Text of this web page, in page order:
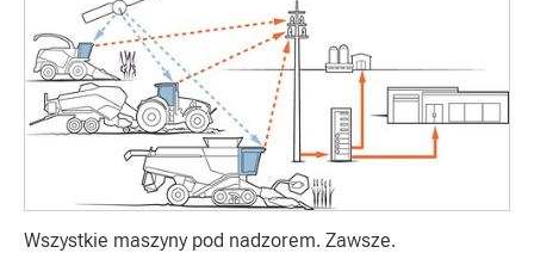
Wszystkie maszyny pod nadzorem. Zawsze.